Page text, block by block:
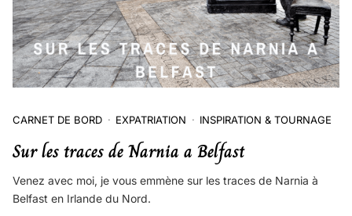
CARNET DE BORD EXPATRIATION INSPIRATION & TOURNAGE
Sur les traces de Narnia a Belfast
Venez avec moi, je vous emmène sur les traces de Narnia à
Belfast en Irlande du Nord.